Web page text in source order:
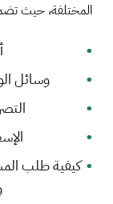
المختلفة، حيث
وسائل
كيفية طلب